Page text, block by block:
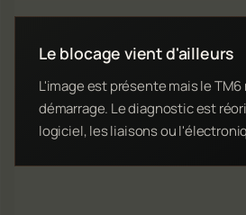
Le blocage vient d'ailleurs
L'image est présente mais le
démarrage. Le diagnostic est
logiciel, les liaisons ou